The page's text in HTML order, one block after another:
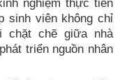
nghiệm thực tiễn
sinh viên không chỉ
chặt chẽ giữa nhà
triển nguồn nhân